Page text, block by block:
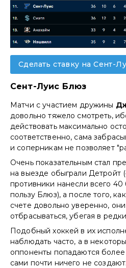
Сделать ставку на Сент-
Сент-Луис Блюз
Матчи с участием дружины
довольно тяжело смотреть,
действовать максимально
соответственно, сама
и соперникам не позволяет
Очень показательным стал
на выезде обыграли Детройт
противники нанесли всего 40
пользу Блюз), а после того,
счете довольно уверенно,
отбрасываться, убегая в
Подобный хоккей в их
наблюдать часто, а в
оппоненты попадаются
сами почти ничего не